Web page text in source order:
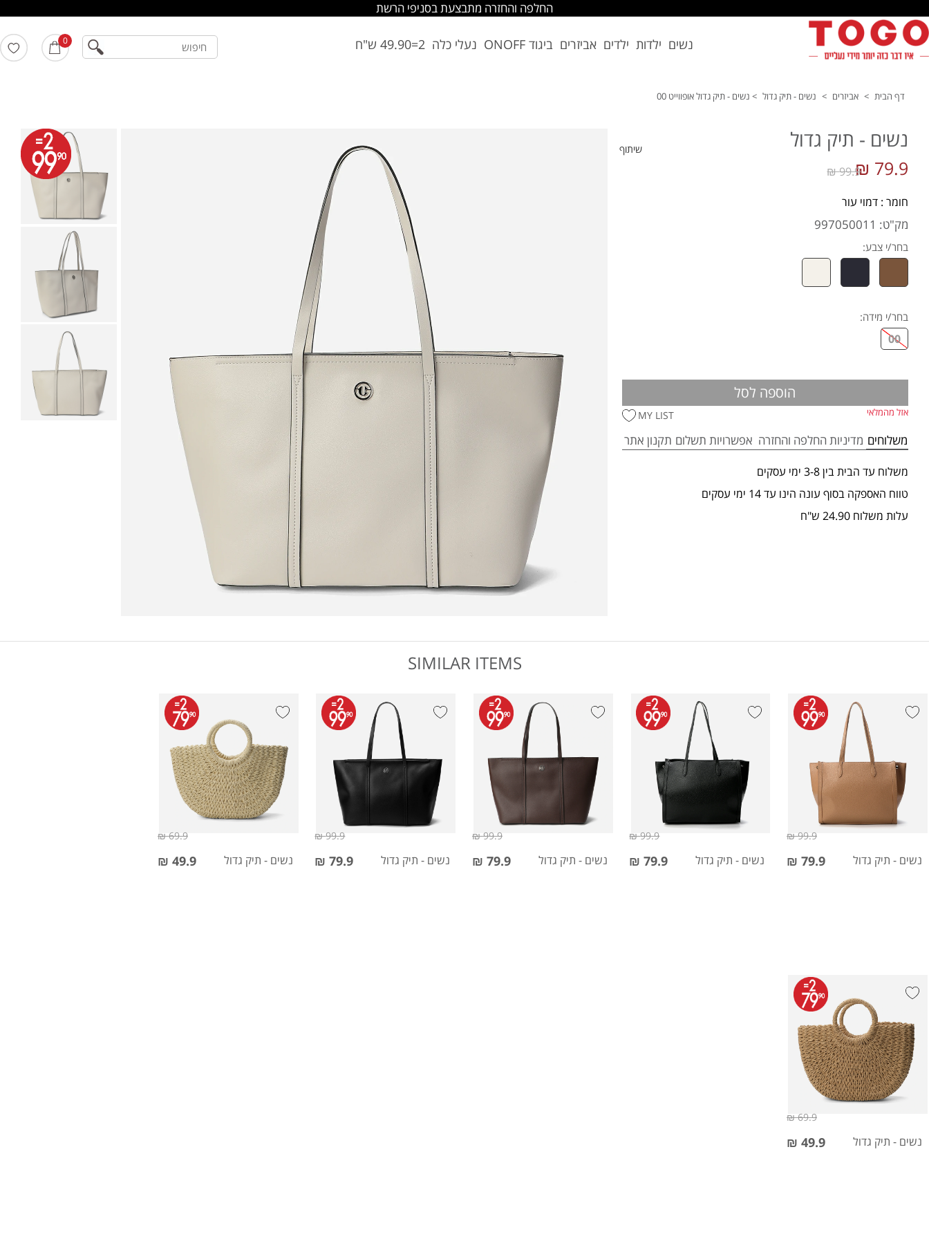
החלפה והחזרה מתבצעת בסניפי הרשת
נשים ילדות ילדים אביזרים ביגוד ONOFF נעלי כלה 2=49.90 ש"ח 0 חיפוש
דף הבית > אביזרים > נשים - תיק גדול > נשים - תיק גדול אופווייט 00
שיתוף נשים - תיק גדול
79.9 ₪
99.9 ₪
חומר : דמוי עור
מק"ט: 997050011
בחר/י צבע:
בחר/י מידה:
00
הוספה לסל
MY LIST אזל מהמלאי
משלוחים מדיניות החלפה והחזרה אפשרויות תשלום תקנון אתר
משלוח עד הבית בין 3-8 ימי עסקים
טווח האספקה בסוף עונה הינו עד 14 ימי עסקים
עלות משלוח 24.90 ש"ח
SIMILAR ITEMS
נשים - תיק גדול 79.9 ₪
99.9 ₪
נשים - תיק גדול 79.9 ₪
99.9 ₪
נשים - תיק גדול 79.9 ₪
99.9 ₪
נשים - תיק גדול 79.9 ₪
99.9 ₪
נשים - תיק גדול 49.9 ₪
69.9 ₪
נשים - תיק גדול 49.9 ₪
69.9 ₪